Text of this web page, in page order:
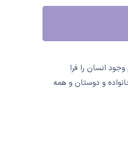
انسان را فرا
و دوستان و همه